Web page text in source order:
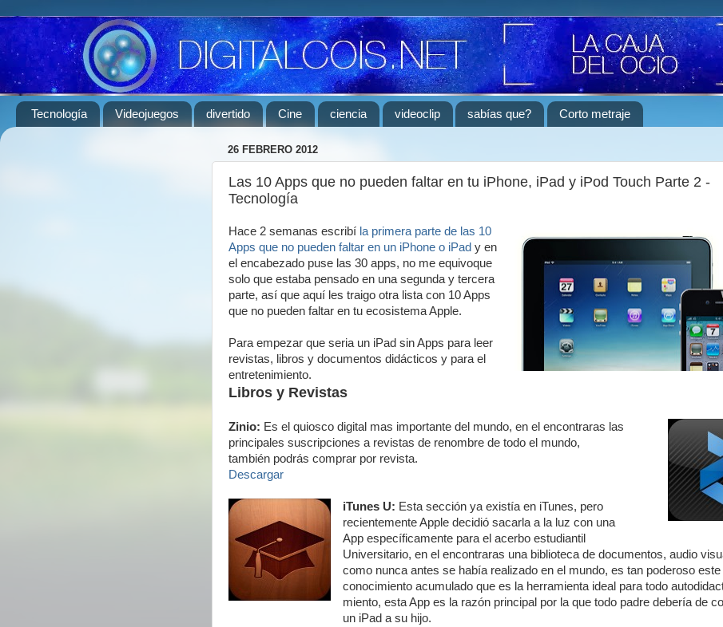
Tecnología Videojuegos divertido Cine ciencia videoclip sabías que? Corto metraje
26 FEBRERO 2012
Las 10 Apps que no pueden faltar en tu iPhone, iPad y iPod Touch Parte 2 -
Tecnología
Hace 2 semanas escribí la primera parte de las 10
Apps que no pueden faltar en un iPhone o iPad y en
el encabezado puse las 30 apps, no me equivoque
solo que estaba pensado en una segunda y tercera
parte, así que aquí les traigo otra lista con 10 Apps
que no pueden faltar en tu ecosistema Apple.
Para empezar que seria un iPad sin Apps para leer
revistas, libros y documentos didácticos y para el
entretenimiento.
Libros y Revistas
Zinio: Es el quiosco digital mas importante del mundo, en el encontraras las
principales suscripciones a revistas de renombre de todo el mundo,
también podrás comprar por revista.
Descargar
iTunes U: Esta sección ya existía en iTunes, pero
recientemente Apple decidió sacarla a la luz con una
App específicamente para el acerbo estudiantil
Universitario, en el encontraras una biblioteca de documentos, audio
como nunca antes se había realizado en el mundo, es tan poderoso este
conocimiento acumulado que es la herramienta ideal para todo
miento, esta App es la razón principal por la que todo padre debería de
un iPad a su hijo.